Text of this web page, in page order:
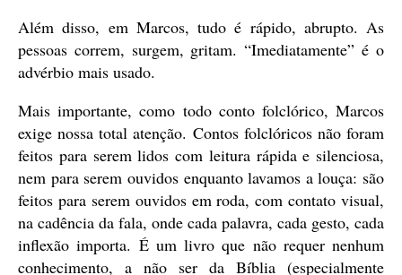
Além disso, em Marcos, tudo é rápido, abrupto. As
pessoas correm, surgem, gritam. “Imediatamente” é o
advérbio mais usado.
Mais importante, como todo conto folclórico, Marcos
exige nossa total atenção. Contos folclóricos não foram
feitos para serem lidos com leitura rápida e silenciosa,
nem para serem ouvidos enquanto lavamos a louça: são
feitos para serem ouvidos em roda, com contato visual,
na cadência da fala, onde cada palavra, cada gesto, cada
inflexão importa. É um livro que não requer nenhum
conhecimento, a não ser da Bíblia (especialmente